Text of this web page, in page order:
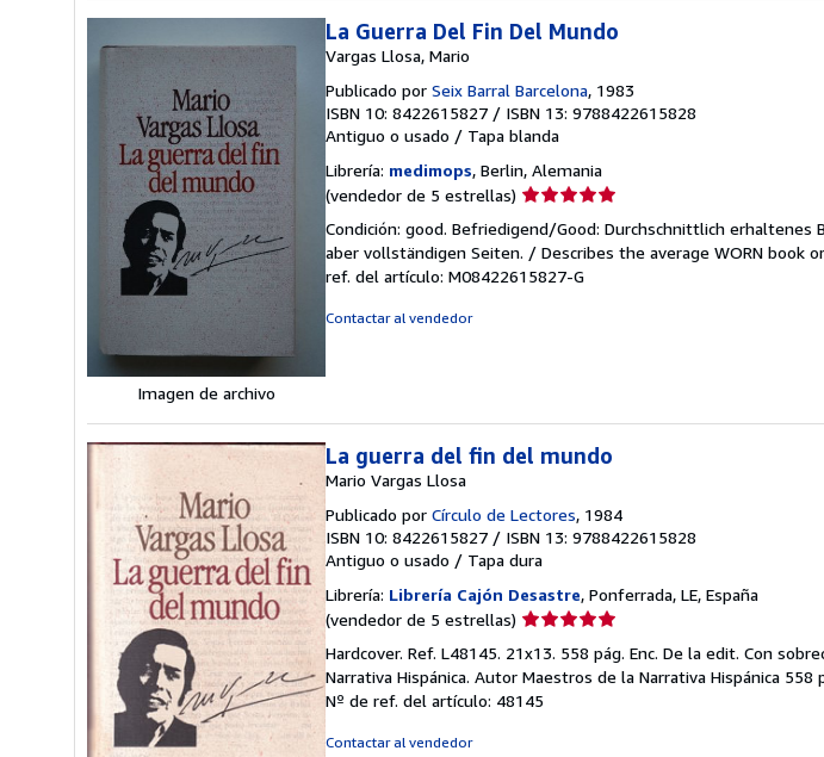
Imagen de archivo
La Guerra Del Fin Del Mundo
Vargas Llosa, Mario
Publicado por Seix Barral Barcelona, 1983
ISBN 10: 8422615827 / ISBN 13: 9788422615828
Antiguo o usado / Tapa blanda
Librería: medimops, Berlin, Alemania
(vendedor de 5 estrellas) Calificación
vendedor:
5
de
Condición: good. Befriedigend/Good: Durchschnittlich erhaltenes
aber vollständigen Seiten. / Describes the average WORN book
ref. del artículo: M08422615827-G
Contactar al vendedor
La guerra del fin del mundo
Mario Vargas Llosa
Publicado por Círculo de Lectores, 1984
ISBN 10: 8422615827 / ISBN 13: 9788422615828
Antiguo o usado / Tapa dura
Librería: Librería Cajón Desastre, Ponferrada, LE, España
(vendedor de 5 estrellas) Calificación
vendedor:
5
de
Hardcover. Ref. L48145. 21x13. 558 pág. Enc. De la edit. Con
Narrativa Hispánica. Autor Maestros de la Narrativa Hispánica
Nº de ref. del artículo: 48145
Contactar al vendedor